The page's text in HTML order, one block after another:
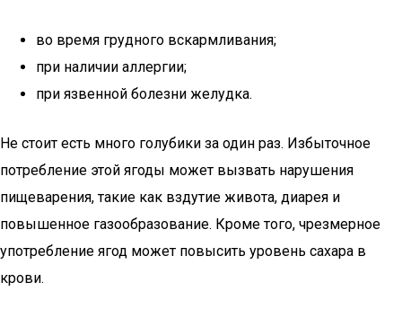
во время грудного вскармливания;
при наличии аллергии;
при язвенной болезни желудка.
Не стоит есть много голубики за один раз. Избыточное
потребление этой ягоды может вызвать нарушения
пищеварения, такие как вздутие живота, диарея и
повышенное газообразование. Кроме того, чрезмерное
употребление ягод может повысить уровень сахара в
крови.